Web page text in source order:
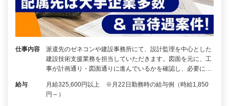
仕事内容
派遣先のゼネコンや建設事務所にて、設計監理を中心とした
建設技術支援業務を担当していただきます。図面を元に、工
事が計画通り・図面通りに進んでいるかを確認し、必要に…
給与
月給325,600円以上 ※月22日勤務時の給与例（時給1,850
円～）